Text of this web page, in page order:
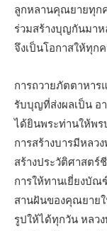
ลูกหลานคุณยายทุก
ร่วมสร้างบุญกันมาห
จึงเป็นโอกาสให้ทุ
การถวายภัตตาหา
รับบุญที่ส่งผลเป็น อ
ได้ยินพระท่านให้พร
การสร้างบารมีหลว
สร้างประวัติศาสตร์
การให้ทานเยี่ยงบั
สานฝันของคุณยายใ
รูปให้ได้ทุกวัน หลว